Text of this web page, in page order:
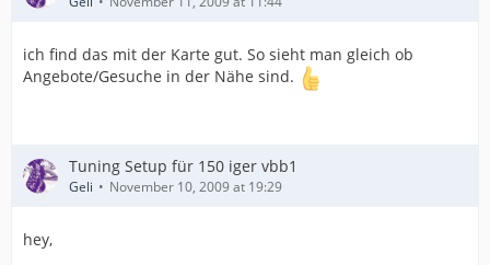
ich find das mit der Karte gut. So sieht man gleich ob
Angebote/Gesuche in der Nähe sind.
Tuning Setup für 150 iger vbb1
Geli November 10, 2009 at 19:29
hey,